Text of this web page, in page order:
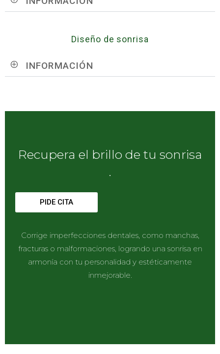
Diseño de sonrisa
INFORMACIÓN
Recupera el brillo de tu sonrisa
.
PIDE CITA
Corrige imperfecciones dentales, como manchas,
fracturas o malformaciones, logrando una sonrisa en
armonía con tu personalidad y estéticamente
inmejorable.